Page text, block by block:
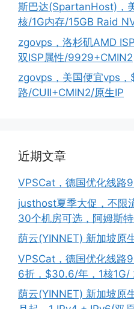
斯巴达(SpartanHost)，
核/1G内存/15GB Raid
zgovps，洛杉矶AMD
双ISP属性/9929+CMIN2
zgovps，美国便宜vps，
路/CUII+CMIN2/原生IP
近期文章
VPSCat，德国优化线路
justhost夏季大促，不限
30个机房可选，阿姆斯
荫云(YINNET) 新加坡原
VPSCat，德国优化线路
6折，$30.6/年，1核1G/
荫云(YINNET) 新加坡原